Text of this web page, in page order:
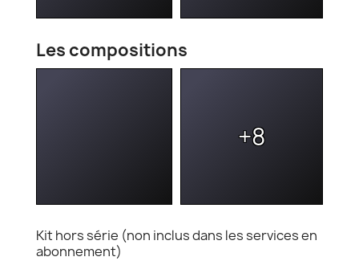
Les compositions
+8
Kit hors série (non inclus dans les services en
abonnement)